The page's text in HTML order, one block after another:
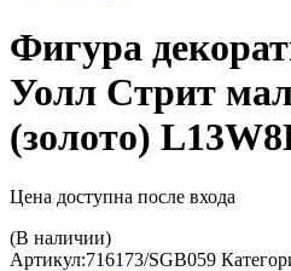
Фигура
Уолл Стрит
(золото)
Цена доступна после входа
(В наличии)
Артикул:716173/SGB059